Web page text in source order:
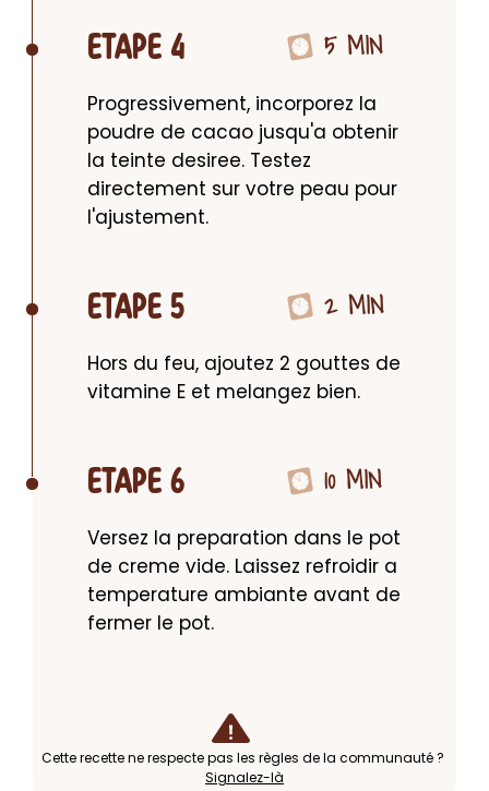
ETAPE 4 5 MIN
Progressivement, incorporez la
poudre de cacao jusqu'a obtenir
la teinte desiree. Testez
directement sur votre peau pour
l'ajustement.
ETAPE 5 2 MIN
Hors du feu, ajoutez 2 gouttes de
vitamine E et melangez bien.
ETAPE 6 10 MIN
Versez la preparation dans le pot
de creme vide. Laissez refroidir a
temperature ambiante avant de
fermer le pot.
Cette recette ne respecte pas les règles de la communauté ?
Signalez-là